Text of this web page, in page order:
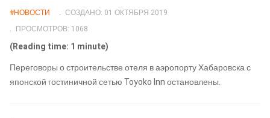
#НОВОСТИ
СОЗДАНО: 01 ОКТЯБРЯ 2019
ПРОСМОТРОВ: 1068
(Reading time: 1 minute)
Переговоры о строительстве отеля в аэропорту Хабаровска с
японской гостиничной сетью Toyoko Inn остановлены.